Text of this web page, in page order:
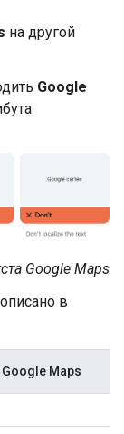
на другой
Google
Google Maps
в
Maps